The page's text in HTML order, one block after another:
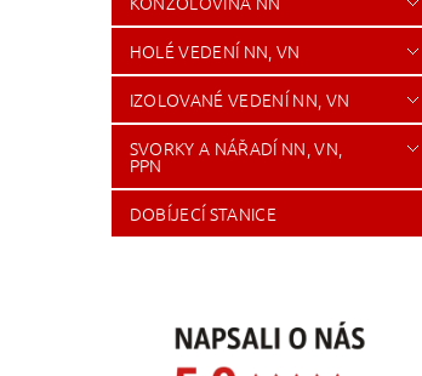
HOLÉ VEDENÍ NN, VN
IZOLOVANÉ VEDENÍ NN, VN
SVORKY A NÁŘADÍ NN, VN,
PPN
DOBÍJECÍ STANICE